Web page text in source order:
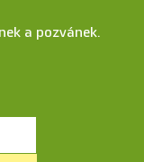
a pozvánek.